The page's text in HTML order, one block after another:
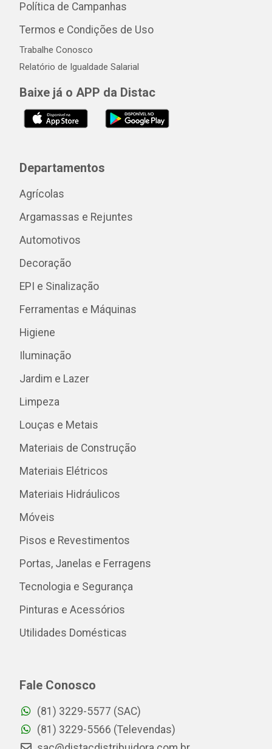
Política de Campanhas
Termos e Condições de Uso
Trabalhe Conosco
Relatório de Igualdade Salarial
Baixe já o APP da Distac
Departamentos
Agrícolas
Argamassas e Rejuntes
Automotivos
Decoração
EPI e Sinalização
Ferramentas e Máquinas
Higiene
Iluminação
Jardim e Lazer
Limpeza
Louças e Metais
Materiais de Construção
Materiais Elétricos
Materiais Hidráulicos
Móveis
Pisos e Revestimentos
Portas, Janelas e Ferragens
Tecnologia e Segurança
Pinturas e Acessórios
Utilidades Domésticas
Fale Conosco
(81) 3229-5577 (SAC)
(81) 3229-5566 (Televendas)